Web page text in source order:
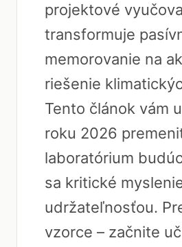
projektové
transformuje
memorovanie na
riešenie
Tento článok vám
roku 2026
laboratórium
sa kritické
udržateľnosťou.
vzorce – začnite